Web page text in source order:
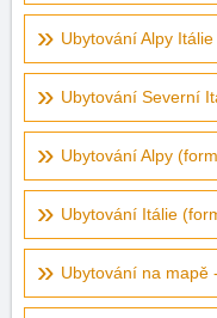
Ubytování Alpy
Ubytování Severní
Ubytování Alpy
Ubytování Itálie
Ubytování na mapě